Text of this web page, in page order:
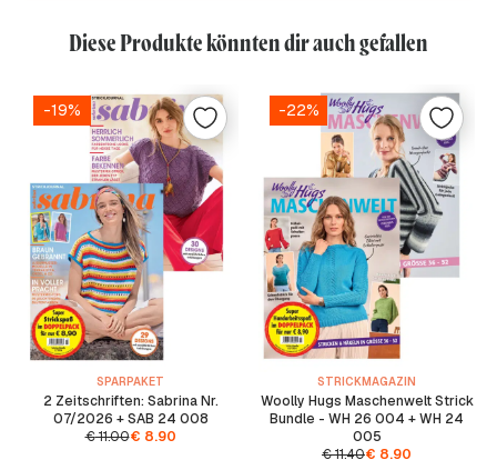
Diese Produkte könnten dir auch gefallen
-19%
SPARPAKET
2 Zeitschriften: Sabrina Nr.
07/2026 + SAB 24 008
€11.00€ 8.90
-22%
STRICKMAGAZIN
Woolly Hugs Maschenwelt Strick
Bundle - WH 26 004 + WH 24
005
€11.40€ 8.90